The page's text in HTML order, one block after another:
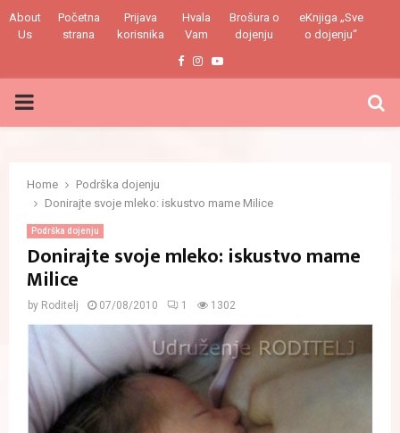
About
Us
Početna
strana
Prijava
korisnika
Hvala
Vam
Brošura o
dojenju
eKnjiga „Sve
o dojenju“
Facebook
Instagram
Youtube
PRIMARY
Home
Podrška dojenju
Donirajte svoje mleko: iskustvo mame Milice
Podrška dojenju
Donirajte svoje mleko: iskustvo mame
Milice
by Roditelj 07/08/2010 1 1302